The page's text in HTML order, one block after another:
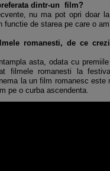
dintr-un film?
nu ma pot opri doar
functie de starea pe care o
romanesti, de ce
asta, odata cu
filmele romanesti la
la un film romanesc este
pe o curba ascendenta.